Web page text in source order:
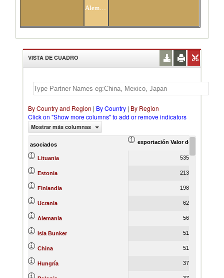
Alemania
VISTA DE CUADRO
By Country and Region | By Country | By Region
Click on "Show more columns" to add or remove indicators
Mostrar más columnas
asociados exportación Valor del comercio
Lituania 535,782.04
Estonia 213,302.14
Finlandia 198,533.54
Ucrania 62,142.45
Alemania 56,833.46
Isla Bunker 51,340.47
China 51,252.78
Hungría 37,612.07